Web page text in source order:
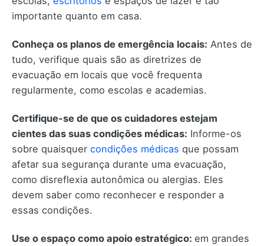
importante quanto em casa.
Conheça os planos de emergência locais: Antes de
tudo, verifique quais são as diretrizes de
evacuação em locais que você frequenta
regularmente, como escolas e academias.
Certifique-se de que os cuidadores estejam
cientes das suas condições médicas: Informe-os
sobre quaisquer condições médicas que possam
afetar sua segurança durante uma evacuação,
como disreflexia autonômica ou alergias. Eles
devem saber como reconhecer e responder a
essas condições.
Use o espaço como apoio estratégico: em grandes